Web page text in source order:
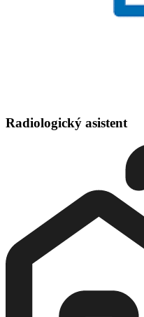
Radiologický asistent